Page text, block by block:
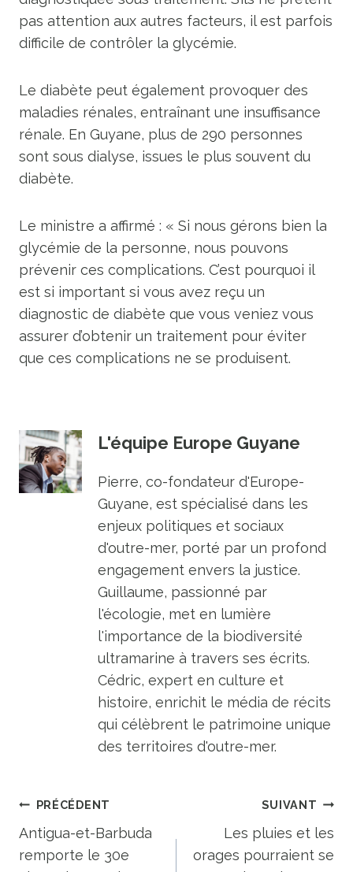
pas attention aux autres facteurs, il est parfois
difficile de contrôler la glycémie.
Le diabète peut également provoquer des
maladies rénales, entraînant une insuffisance
rénale. En Guyane, plus de 290 personnes
sont sous dialyse, issues le plus souvent du
diabète.
Le ministre a affirmé : « Si nous gérons bien la
glycémie de la personne, nous pouvons
prévenir ces complications. C’est pourquoi il
est si important si vous avez reçu un
diagnostic de diabète que vous veniez vous
assurer d’obtenir un traitement pour éviter
que ces complications ne se produisent.
L'équipe Europe Guyane
Pierre, co-fondateur d'Europe-
Guyane, est spécialisé dans les
enjeux politiques et sociaux
d'outre-mer, porté par un profond
engagement envers la justice.
Guillaume, passionné par
l'écologie, met en lumière
l'importance de la biodiversité
ultramarine à travers ses écrits.
Cédric, expert en culture et
histoire, enrichit le média de récits
qui célèbrent le patrimoine unique
des territoires d'outre-mer.
Navigation
de
PRÉCÉDENT
Antigua-et-Barbuda
remporte le 30e
SUIVANT
Les pluies et les
orages pourraient se